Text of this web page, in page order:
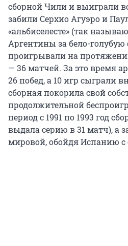
сборной Чили и выиграли
забили Серхио Агуэро и
«альбиселесте» (так
Аргентины за бело-
проигрывали на
— 36 матчей. За это время
26 побед, а 10 игр сыграли
сборная покорила свой
продолжительной
период с 1991 по 1993 год
выдала серию в 31 матч), а
мировой, обойдя Испанию с